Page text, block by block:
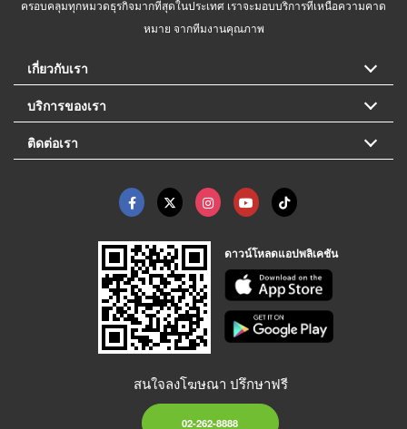
ครอบคลุมทุกหมวดธุรกิจมากที่สุดในประเทศ เราจะมอบบริการที่เหนือความคาด
หมาย จากทีมงานคุณภาพ
เกี่ยวกับเรา
บริการของเรา
ติดต่อเรา
ดาวน์โหลดแอปพลิเคชัน
สนใจลงโฆษณา ปรึกษาฟรี
02-262-8888